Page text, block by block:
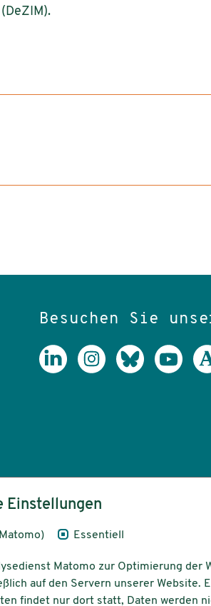
Besuchen Sie
Senden Sie uns eine E-Mail
info(at)dezim-
Einstellungen
Essentiell
Matomo zur Optimierung der
auf den Servern unserer Website.
findet nur dort statt, Daten werden